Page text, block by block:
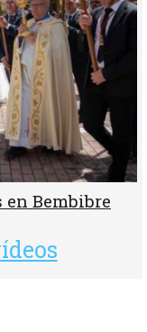
en Bembibre